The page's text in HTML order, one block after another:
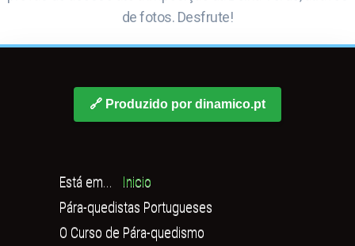
de fotos. Desfrute!
🔗 Produzido por dinamico.pt
Está em...
Inicio
Pára-quedistas Portugueses
O Curso de Pára-quedismo